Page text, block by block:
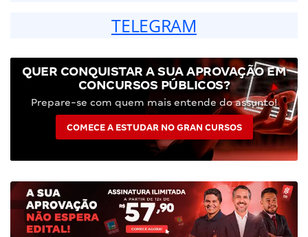
TELEGRAM
QUER CONQUISTAR A SUA APROVAÇÃO EM
CONCURSOS PÚBLICOS?
Prepare-se com quem mais entende do assunto!
COMECE A ESTUDAR NO GRAN CURSOS